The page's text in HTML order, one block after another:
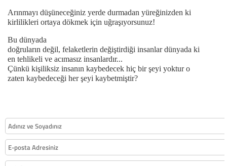
Arınmayı düşüneceğiniz yerde durmadan yüreğinizden ki
kirlilikleri ortaya dökmek için uğraşıyorsunuz!
Bu dünyada
doğruların değil, felaketlerin değiştirdiği insanlar dünyada ki
en tehlikeli ve acımasız insanlardır...
Çünkü kişiliksiz insanın kaybedecek hiç bir şeyi yoktur o
zaten kaybedeceği her şeyi kaybetmiştir?